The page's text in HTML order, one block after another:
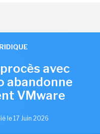
avec
abandonne
VMware
le 17 Juin 2026